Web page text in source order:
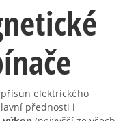
elektrického
přednosti i